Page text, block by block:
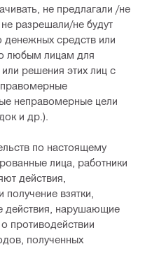
не предлагали /не
разрешали/не будут
денежных средств или
любым лицам для
решения этих лиц с
неправомерные цели
и др.).
по настоящему
лица, работники
действия,
взятки,
действия, нарушающие
противодействии
полученных